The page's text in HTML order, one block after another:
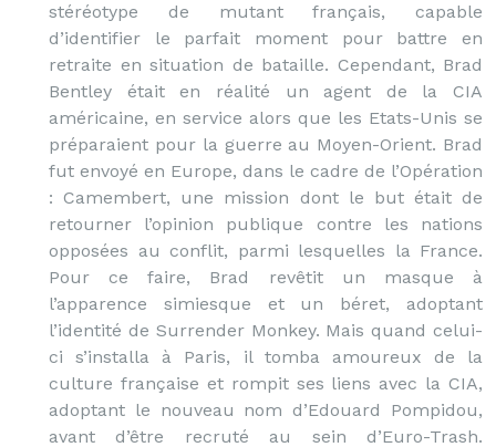
stéréotype de mutant français, capable
d’identifier le parfait moment pour battre en
retraite en situation de bataille. Cependant, Brad
Bentley était en réalité un agent de la CIA
américaine, en service alors que les Etats-Unis se
préparaient pour la guerre au Moyen-Orient. Brad
fut envoyé en Europe, dans le cadre de l’Opération
: Camembert, une mission dont le but était de
retourner l’opinion publique contre les nations
opposées au conflit, parmi lesquelles la France.
Pour ce faire, Brad revêtit un masque à
l’apparence simiesque et un béret, adoptant
l’identité de Surrender Monkey. Mais quand celui-
ci s’installa à Paris, il tomba amoureux de la
culture française et rompit ses liens avec la CIA,
adoptant le nouveau nom d’Edouard Pompidou,
avant d’être recruté au sein d’Euro-Trash.